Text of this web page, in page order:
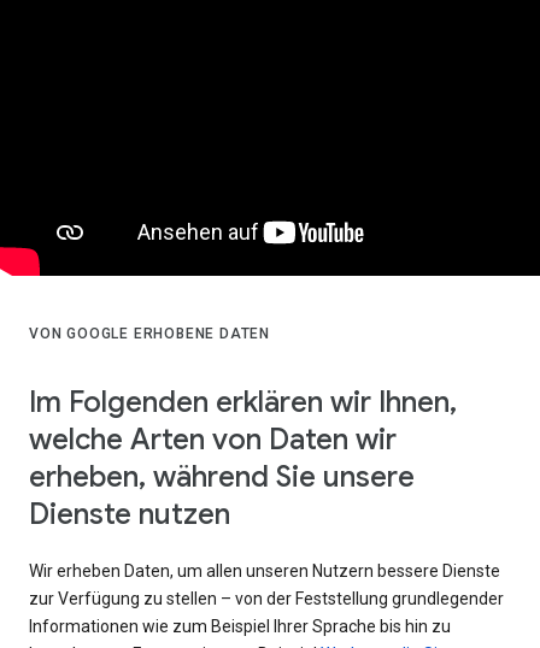
VON GOOGLE ERHOBENE DATEN
Im Folgenden erklären wir Ihnen,
welche Arten von Daten wir
erheben, während Sie unsere
Dienste nutzen
Wir erheben Daten, um allen unseren Nutzern bessere Dienste
zur Verfügung zu stellen – von der Feststellung grundlegender
Informationen wie zum Beispiel Ihrer Sprache bis hin zu